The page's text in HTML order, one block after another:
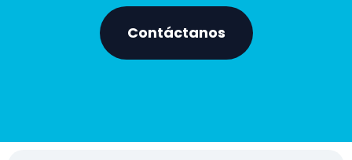
Contáctanos